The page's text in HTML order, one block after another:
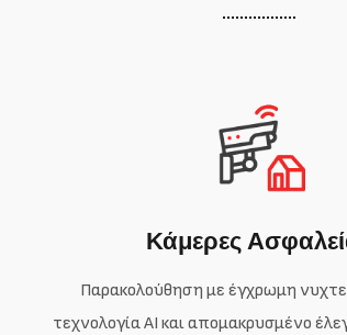
Κάμερες
Παρακολούθηση με έγχρωμη
τεχνολογία AI και απομακρυσμένο